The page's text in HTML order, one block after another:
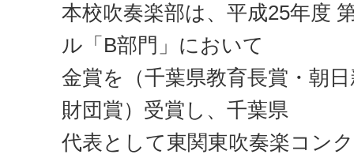
本校吹奏楽部は、平成25年度
ル「B部門」において
金賞を（千葉県教育長賞・朝
財団賞）受賞し、千葉県
代表として東関東吹奏楽コン